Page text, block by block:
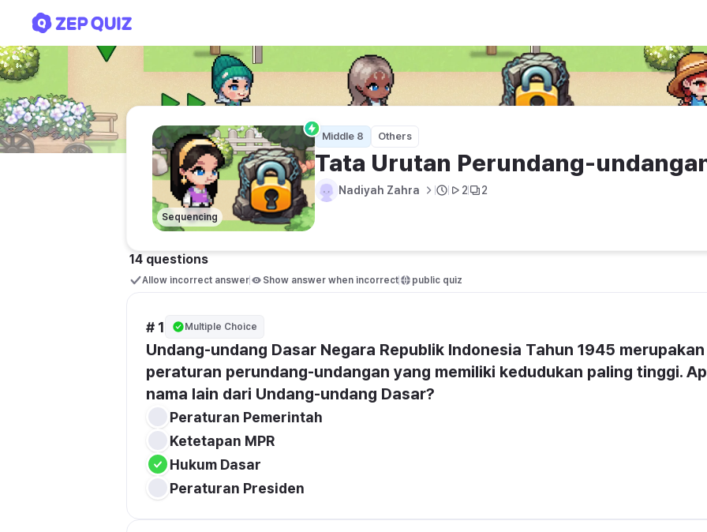
Sequencing
Middle 8 Others
Tata Urutan Perundang-
Nadiyah Zahra 2 2
14 questions
Allow incorrect answer Show answer when incorrect public quiz
# 1 Multiple Choice
Undang-undang Dasar Negara Republik Indonesia Tahun 1945 merupakan
peraturan perundang-undangan yang memiliki kedudukan paling tinggi.
nama lain dari Undang-undang Dasar?
Peraturan Pemerintah
Ketetapan MPR
Hukum Dasar
Peraturan Presiden